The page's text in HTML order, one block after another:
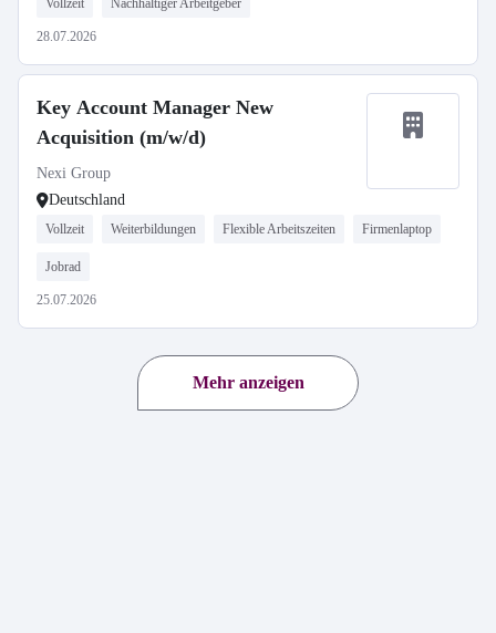
Vollzeit Nachhaltiger Arbeitgeber
28.07.2026
Key Account Manager New
Acquisition (m/w/d)
Nexi Group
Deutschland
Vollzeit Weiterbildungen Flexible Arbeitszeiten Firmenlaptop
Jobrad
25.07.2026
Mehr anzeigen